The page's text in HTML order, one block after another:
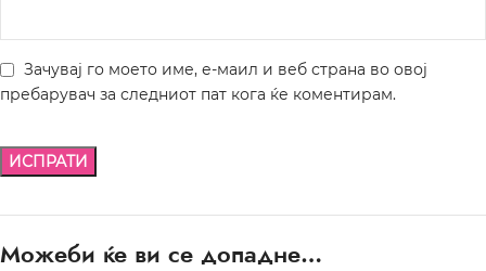
Зачувај го моето име, е-маил и веб страна во овој
пребарувач за следниот пат кога ќе коментирам.
Можеби ќе ви се допадне…